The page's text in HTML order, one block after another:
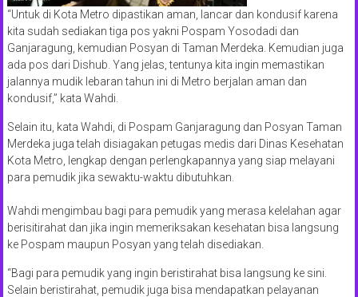
“Untuk di Kota Metro dipastikan aman, lancar dan kondusif karena
kita sudah sediakan tiga pos yakni Pospam Yosodadi dan
Ganjaragung, kemudian Posyan di Taman Merdeka. Kemudian juga
ada pos dari Dishub. Yang jelas, tentunya kita ingin memastikan
jalannya mudik lebaran tahun ini di Metro berjalan aman dan
kondusif,” kata Wahdi.
Selain itu, kata Wahdi, di Pospam Ganjaragung dan Posyan Taman
Merdeka juga telah disiagakan petugas medis dari Dinas Kesehatan
Kota Metro, lengkap dengan perlengkapannya yang siap melayani
para pemudik jika sewaktu-waktu dibutuhkan.
Wahdi mengimbau bagi para pemudik yang merasa kelelahan agar
berisitirahat dan jika ingin memeriksakan kesehatan bisa langsung
ke Pospam maupun Posyan yang telah disediakan.
“Bagi para pemudik yang ingin beristirahat bisa langsung ke sini.
Selain beristirahat, pemudik juga bisa mendapatkan pelayanan